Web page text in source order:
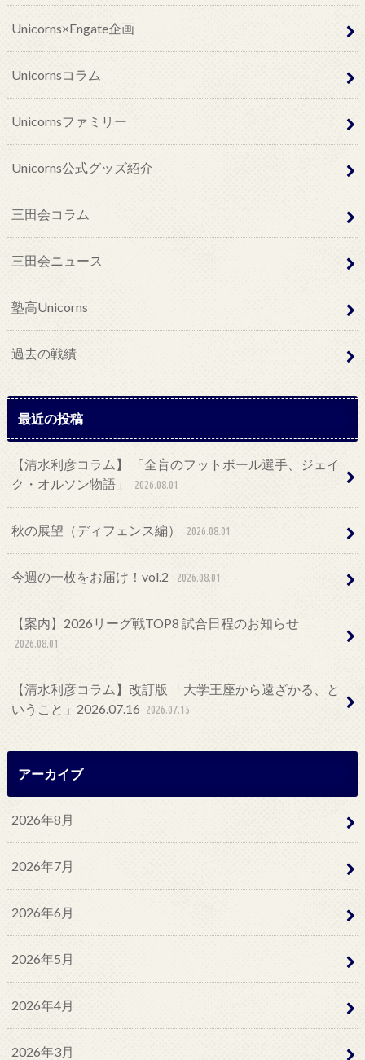
Unicorns×Engate企画
Unicornsコラム
Unicornsファミリー
Unicorns公式グッズ紹介
三田会コラム
三田会ニュース
塾高Unicorns
過去の戦績
最近の投稿
【清水利彦コラム】 「全盲のフットボール選手、ジェイ
ク・オルソン物語」
2026.08.01
秋の展望（ディフェンス編） 2026.08.01
今週の一枚をお届け！vol.2 2026.08.01
【案内】2026リーグ戦TOP8 試合日程のお知らせ
2026.08.01
【清水利彦コラム】改訂版 「大学王座から遠ざかる、と
いうこと」2026.07.16 2026.07.15
アーカイブ
2026年8月
2026年7月
2026年6月
2026年5月
2026年4月
2026年3月